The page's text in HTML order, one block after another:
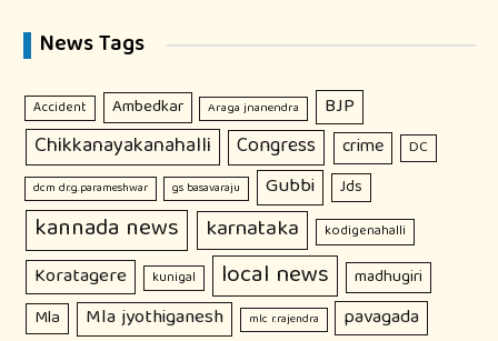
News Tags
Accident Ambedkar Araga jnanendra BJP
Chikkanayakanahalli Congress crime DC
dcm dr.g.parameshwar gs basavaraju Gubbi Jds
kannada news karnataka kodigenahalli
Koratagere kunigal local news madhugiri
Mla Mla jyothiganesh mlc r.rajendra pavagada